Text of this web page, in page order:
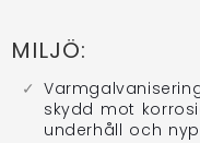
MILJÖ:
skydd mot
underhåll och